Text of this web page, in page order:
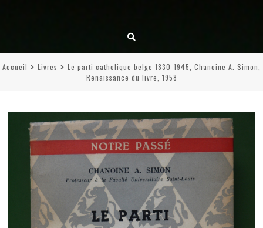
Accueil Livres
Le parti catholique belge 1830-1945, Chanoine A. Simon,
Renaissance du livre, 1958